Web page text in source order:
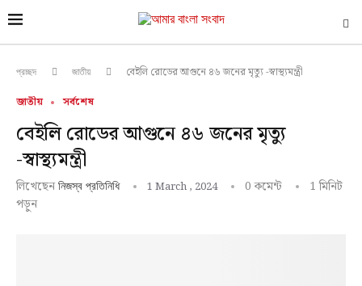
প্রচ্ছদ জাতীয় বেইলি রোডের আগুনে ৪৬ জনের মৃত্যু -স্বাস্থ্যমন্ত্রী
জাতীয় সর্বশেষ
বেইলি রোডের আগুনে ৪৬ জনের মৃত্যু
-স্বাস্থ্যমন্ত্রী
লিখেছেন নিজস্ব প্রতিনিধি 1 March , 2024 0 কমেন্ট
1 মিনিট
পড়ুন